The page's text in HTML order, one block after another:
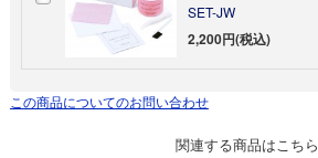
SET-JW
2,200円(税込)
この商品についてのお問い合わせ
関連する商品はこちら